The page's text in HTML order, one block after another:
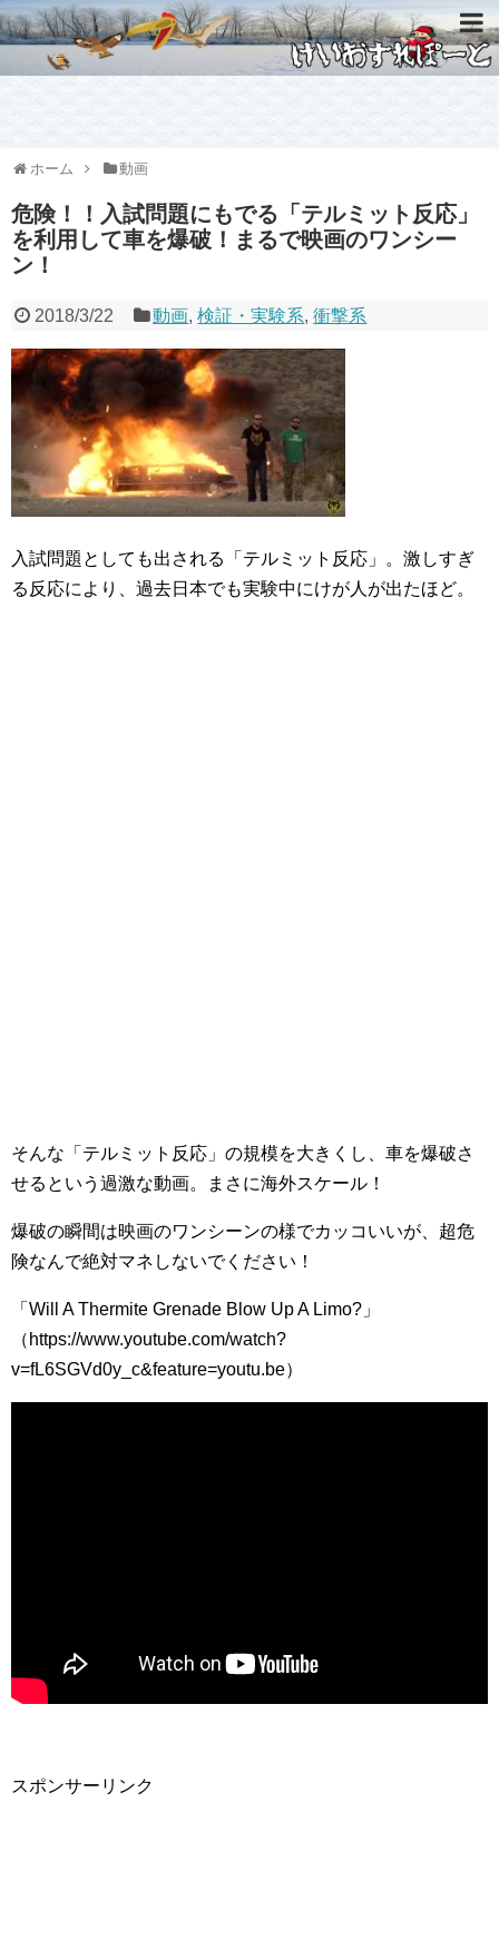
ホーム 動画
危険！！入試問題にもでる「テルミット反応」
を利用して車を爆破！まるで映画のワンシー
ン！
2018/3/22 動画,検証・実験系,衝撃系
入試問題としても出される「テルミット反応」。激しすぎ
る反応により、過去日本でも実験中にけが人が出たほど。
そんな「テルミット反応」の規模を大きくし、車を爆破さ
せるという過激な動画。まさに海外スケール！
爆破の瞬間は映画のワンシーンの様でカッコいいが、超危
険なんで絶対マネしないでください！
「Will A Thermite Grenade Blow Up A Limo?」
（https://www.youtube.com/watch?
v=fL6SGVd0y_c&feature=youtu.be）
スポンサーリンク